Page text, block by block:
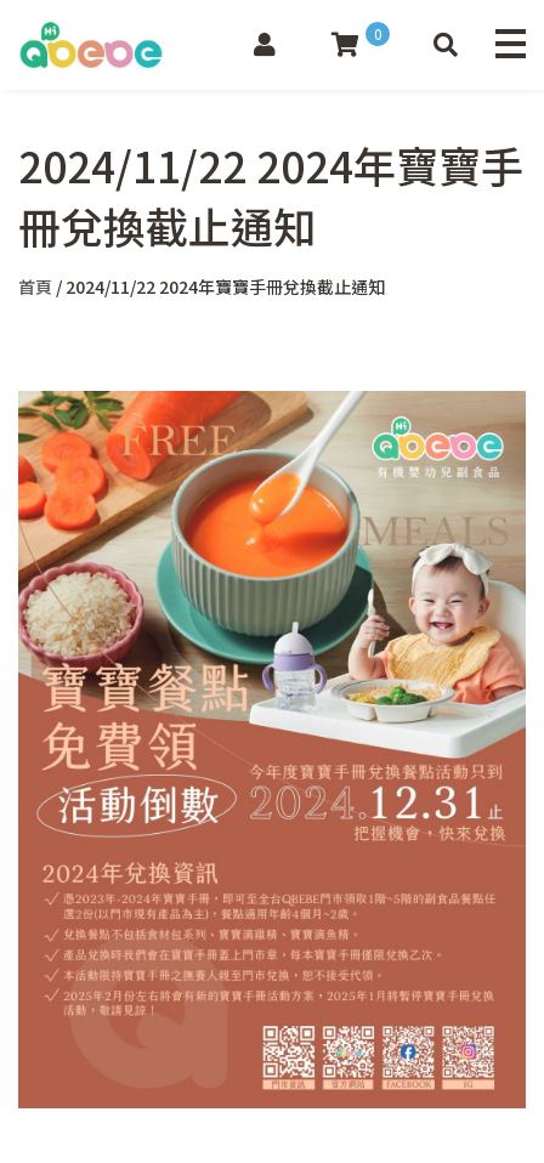
0
2024/11/22 2024年寶寶手
冊兌換截止通知
首頁 / 2024/11/22 2024年寶寶手冊兌換截止通知